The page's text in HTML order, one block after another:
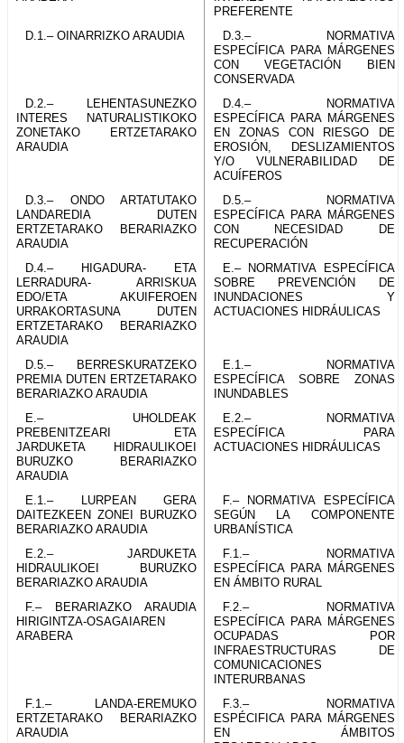
PREFERENTE
D.1.– OINARRIZKO ARAUDIA
D.3.– NORMATIVA
ESPECÍFICA PARA MÁRGENES
CON VEGETACIÓN BIEN
CONSERVADA
D.2.– LEHENTASUNEZKO
INTERES NATURALISTIKOKO
ZONETAKO ERTZETARAKO
ARAUDIA
D.4.– NORMATIVA
ESPECÍFICA PARA MÁRGENES
EN ZONAS CON RIESGO DE
EROSIÓN, DESLIZAMIENTOS
Y/O VULNERABILIDAD DE
ACUÍFEROS
D.3.– ONDO ARTATUTAKO
LANDAREDIA DUTEN
ERTZETARAKO BERARIAZKO
ARAUDIA
D.5.– NORMATIVA
ESPECÍFICA PARA MÁRGENES
CON NECESIDAD DE
RECUPERACIÓN
D.4.– HIGADURA- ETA
LERRADURA- ARRISKUA
EDO/ETA AKUIFEROEN
URRAKORTASUNA DUTEN
ERTZETARAKO BERARIAZKO
ARAUDIA
E.– NORMATIVA ESPECÍFICA
SOBRE PREVENCIÓN DE
INUNDACIONES Y
ACTUACIONES HIDRÁULICAS
D.5.– BERRESKURATZEKO
PREMIA DUTEN ERTZETARAKO
BERARIAZKO ARAUDIA
E.1.– NORMATIVA
ESPECÍFICA SOBRE ZONAS
INUNDABLES
E.– UHOLDEAK
PREBENITZEARI ETA
JARDUKETA HIDRAULIKOEI
BURUZKO BERARIAZKO
ARAUDIA
E.2.– NORMATIVA
ESPECÍFICA PARA
ACTUACIONES HIDRÁULICAS
E.1.– LURPEAN GERA
DAITEZKEEN ZONEI BURUZKO
BERARIAZKO ARAUDIA
F.– NORMATIVA ESPECÍFICA
SEGÚN LA COMPONENTE
URBANÍSTICA
E.2.– JARDUKETA
HIDRAULIKOEI BURUZKO
BERARIAZKO ARAUDIA
F.1.– NORMATIVA
ESPECÍFICA PARA MÁRGENES
EN ÁMBITO RURAL
F.– BERARIAZKO ARAUDIA
HIRIGINTZA-OSAGAIAREN
ARABERA
F.2.– NORMATIVA
ESPECÍFICA PARA MÁRGENES
OCUPADAS POR
INFRAESTRUCTURAS DE
COMUNICACIONES
INTERURBANAS
F.1.– LANDA-EREMUKO
ERTZETARAKO BERARIAZKO
ARAUDIA
F.3.– NORMATIVA
ESPÉCIFICA PARA MÁRGENES
EN ÁMBITOS